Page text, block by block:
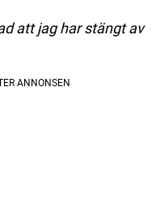
att jag har stängt av